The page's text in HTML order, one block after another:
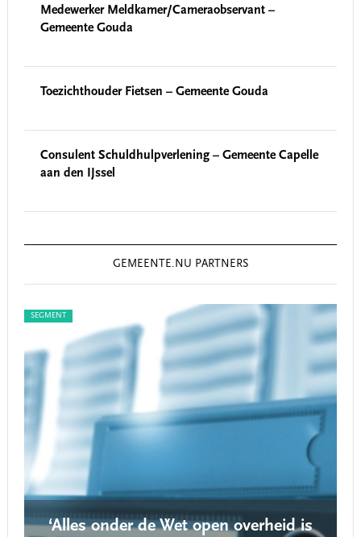
Medewerker Meldkamer/Cameraobservant –
Gemeente Gouda
Toezichthouder Fietsen – Gemeente Gouda
Consulent Schuldhulpverlening – Gemeente Capelle
aan den IJssel
GEMEENTE.NU PARTNERS
SEGMENT
‘Alles onder de Wet open overheid is